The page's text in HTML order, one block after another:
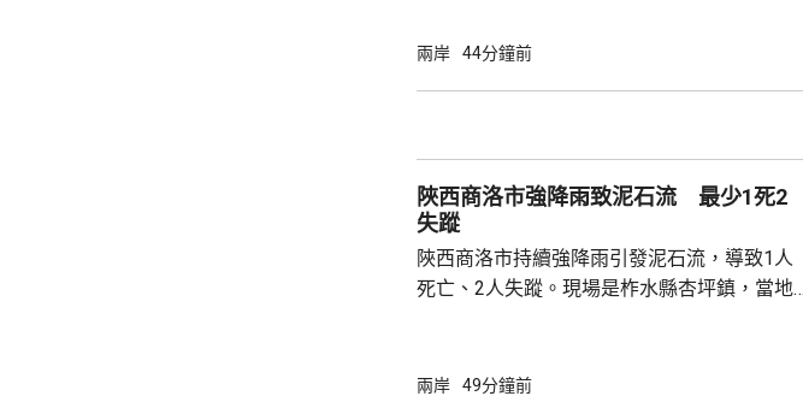
施未普遍推行，具體適用範圍有待官方說明。
被視為是堵塞長期存在的跨境稅務監管漏洞，
亦反映內地對居民境外資產及資金流動...
兩岸 44分鐘前
陜西商洛市強降雨致泥石流 最少1死2
失蹤
陜西商洛市持續強降雨引發泥石流，導致1人
死亡、2人失蹤。現場是柞水縣杏坪鎮，當地
連場暴雨由上周四開始，累計最大降雨量
兩岸 49分鐘前